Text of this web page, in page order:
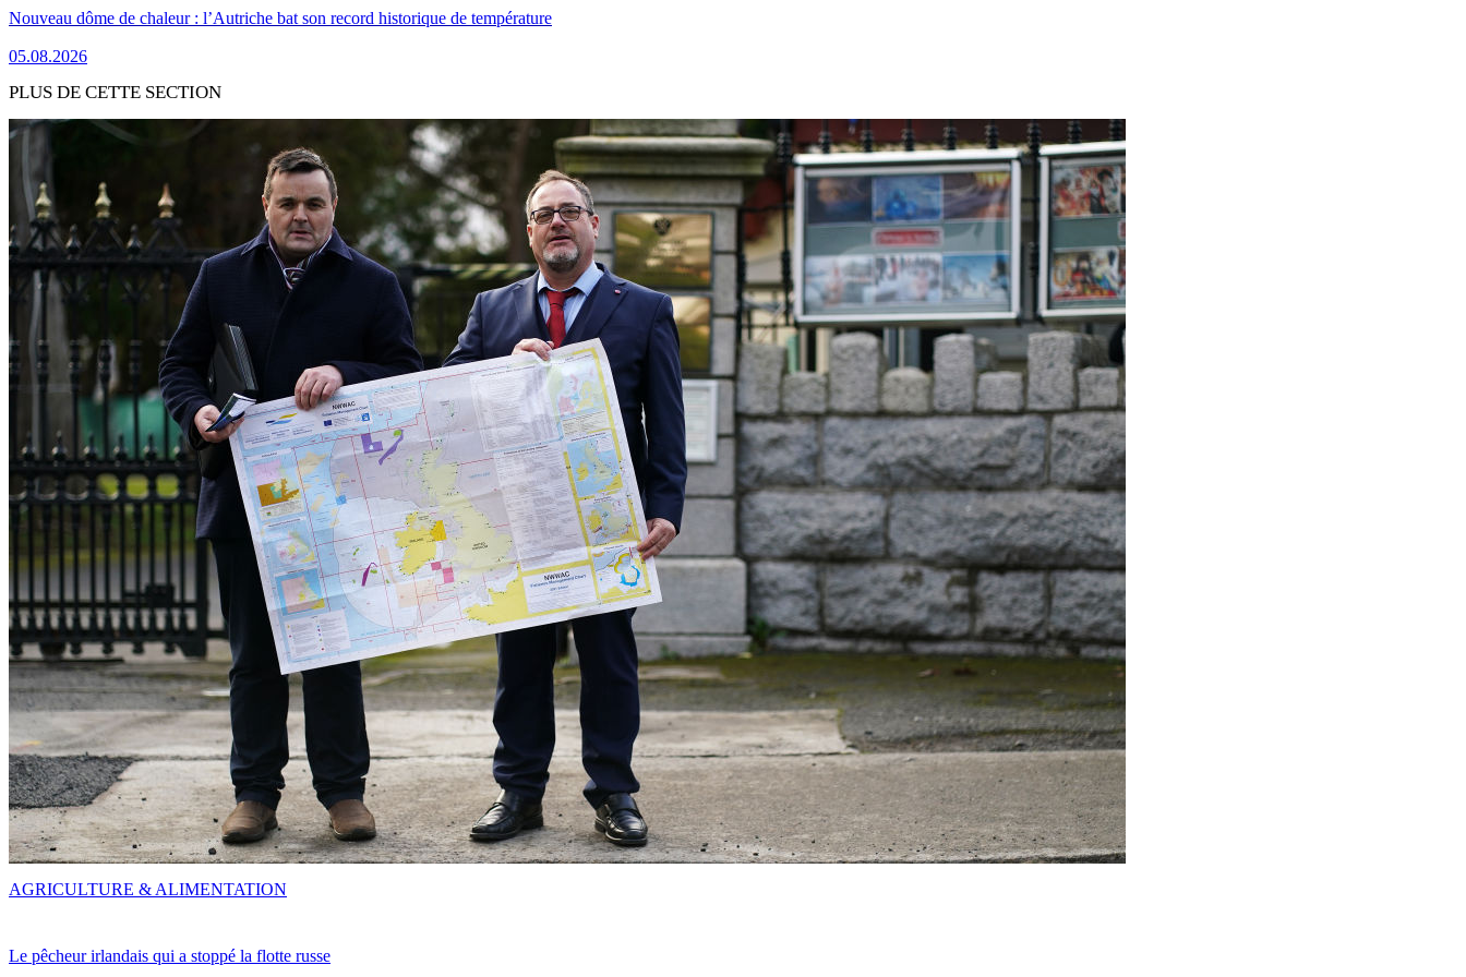
Nouveau dôme de chaleur : l’Autriche bat son record historique de température
05.08.2026
PLUS DE CETTE SECTION
Le pêcheur irlandais qui a stoppé la flotte russe
AGRICULTURE & ALIMENTATION